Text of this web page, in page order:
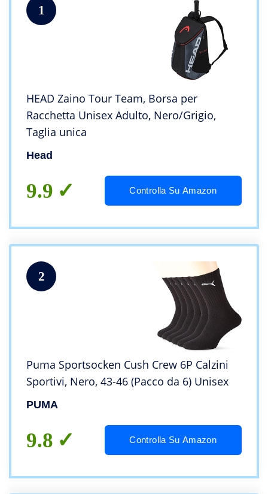
1
HEAD Zaino Tour Team, Borsa per
Racchetta Unisex Adulto, Nero/Grigio,
Taglia unica
Head
9.9 Controlla Su Amazon
2
Puma Sportsocken Cush Crew 6P Calzini
Sportivi, Nero, 43-46 (Pacco da 6) Unisex
PUMA
9.8 Controlla Su Amazon